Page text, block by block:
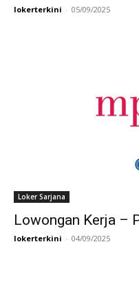
lokerterkini - 05/09/2025
Loker Sarjana
Lowongan Kerja –
lokerterkini - 04/09/2025